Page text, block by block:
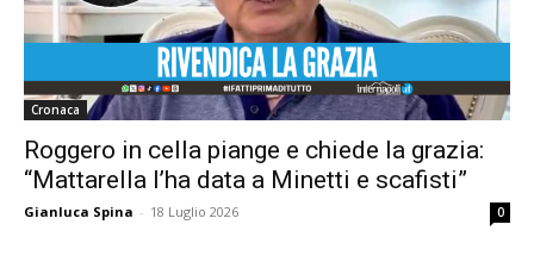
Cronaca
Roggero in cella piange e chiede la grazia:
“Mattarella l’ha data a Minetti e scafisti”
Gianluca Spina - 18 Luglio 2026 0